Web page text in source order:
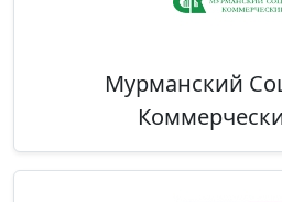
Мурманский